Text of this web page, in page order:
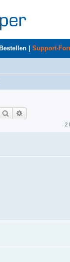
Bestellen Support-
Suche
2